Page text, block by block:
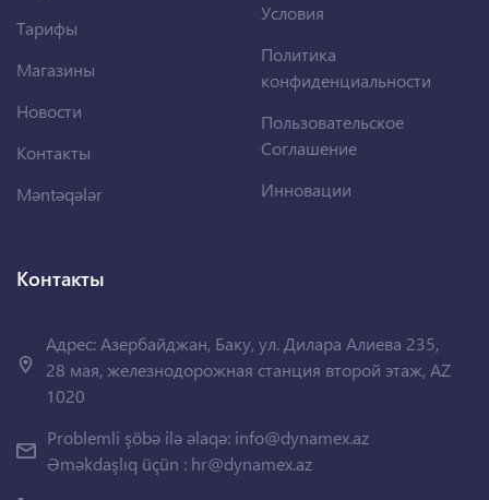
Тарифы
Магазины
Новости
Контакты
Məntəqələr
Условия
Политика
конфиденциальности
Пользовательское
Соглашение
Инновации
Контакты
Адрес: Азербайджан, Баку, ул. Дилара Алиева 235,
28 мая, железнодорожная станция второй этаж, AZ
1020
Problemli şöbə ilə əlaqə: info@dynamex.az
Əməkdaşlıq üçün : hr@dynamex.az